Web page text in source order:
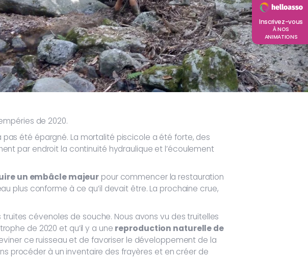
de 2020.
pas été épargné. La mortalité piscicole a été forte, des
par endroit la continuité hydraulique et l’écoulement
un embâcle majeur pour commencer la restauration
plus conforme à ce qu’il devait être. La prochaine crue,
cévenoles de souche. Nous avons vu des truitelles
de 2020 et qu’il y a une reproduction naturelle de
ce ruisseau et de favoriser le développement de la
procéder à un inventaire des frayères et en créer de
Inscrivez-vous
À NOS
ANIMATIONS